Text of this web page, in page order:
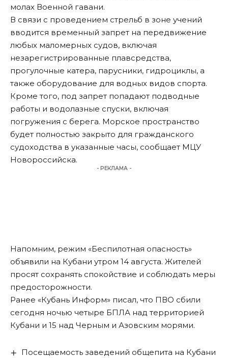
молах Военной гавани.
В связи с проведением стрельб в зоне учений
вводится временный запрет на передвижение
любых маломерных судов, включая
незарегистрированные плавсредства,
прогулочные катера, парусники, гидроциклы, а
также оборудование для водных видов спорта.
Кроме того, под запрет попадают подводные
работы и водолазные спуски, включая
погружения с берега. Морское пространство
будет полностью закрыто для гражданского
судоходства в указанные часы, сообщает МЦУ
Новороссийска.
- РЕКЛАМА -
Напомним, режим «Беспилотная опасность»
объявили на Кубани утром 14 августа. Жителей
просят сохранять спокойствие и соблюдать меры
предосторожности.
Ранее «Кубань Информ» писал, что ПВО сбили
сегодня ночью четыре БПЛА над территорией
Кубани и 15 над Черным и Азовским морями.
Посещаемость заведений общепита на Кубани